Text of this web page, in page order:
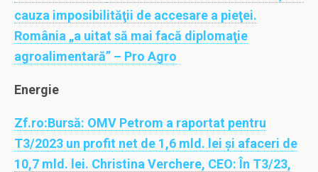
cauza imposibilităţii de accesare a pieţei.
România „a uitat să mai facă diplomaţie
agroalimentară” – Pro Agro
Energie
Zf.ro:Bursă: OMV Petrom a raportat pentru
T3/2023 un profit net de 1,6 mld. lei şi afaceri de
10,7 mld. lei. Christina Verchere, CEO: În T3/23,